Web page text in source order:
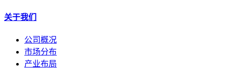
关于我们
公司概况
市场分布
产业布局